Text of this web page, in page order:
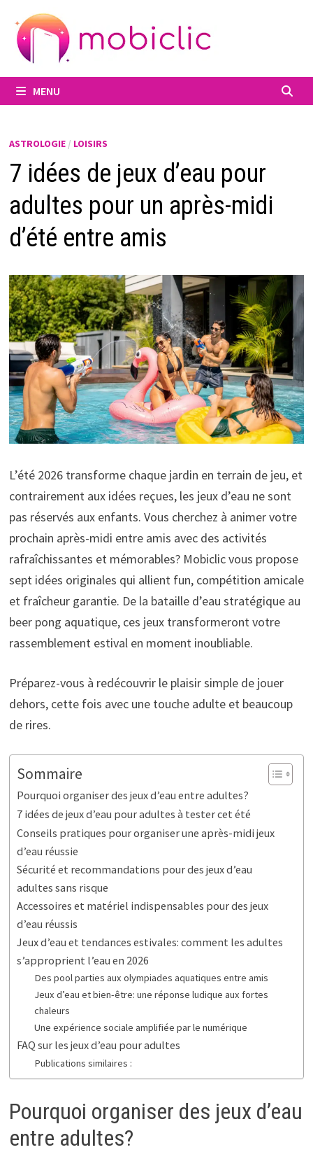
contenu
MENU
ASTROLOGIE/ LOISIRS
7 idées de jeux d’eau pour
adultes pour un après-midi
d’été entre amis
L’été 2026 transforme chaque jardin en terrain de jeu, et
contrairement aux idées reçues, les jeux d’eau ne sont
pas réservés aux enfants. Vous cherchez à animer votre
prochain après-midi entre amis avec des activités
rafraîchissantes et mémorables? Mobiclic vous propose
sept idées originales qui allient fun, compétition amicale
et fraîcheur garantie. De la bataille d’eau stratégique au
beer pong aquatique, ces jeux transformeront votre
rassemblement estival en moment inoubliable.
Préparez-vous à redécouvrir le plaisir simple de jouer
dehors, cette fois avec une touche adulte et beaucoup
de rires.
Sommaire
Pourquoi organiser des jeux d’eau entre adultes?
7 idées de jeux d’eau pour adultes à tester cet été
Conseils pratiques pour organiser une après-midi jeux
d’eau réussie
Sécurité et recommandations pour des jeux d’eau
adultes sans risque
Accessoires et matériel indispensables pour des jeux
d’eau réussis
Jeux d’eau et tendances estivales: comment les adultes
s’approprient l’eau en 2026
Des pool parties aux olympiades aquatiques entre amis
Jeux d’eau et bien-être: une réponse ludique aux fortes
chaleurs
Une expérience sociale amplifiée par le numérique
FAQ sur les jeux d’eau pour adultes
Publications similaires :
Pourquoi organiser des jeux d’eau
entre adultes?